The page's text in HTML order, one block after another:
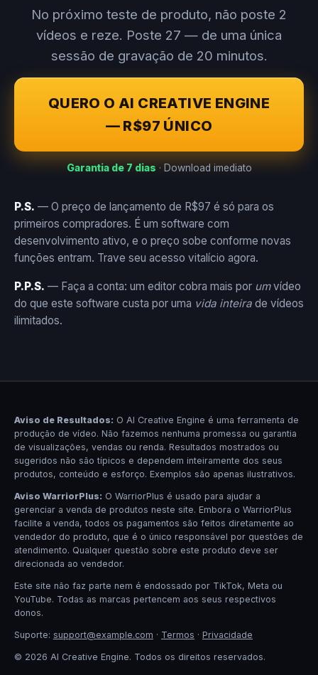
No próximo teste de produto, não poste 2
vídeos e reze. Poste 27 — de uma única
sessão de gravação de 20 minutos.
QUERO O AI CREATIVE ENGINE
— R$97 ÚNICO
Garantia de 7 dias · Download imediato
P.S. — O preço de lançamento de R$97 é só para os
primeiros compradores. É um software com
desenvolvimento ativo, e o preço sobe conforme novas
funções entram. Trave seu acesso vitalício agora.
P.P.S. — Faça a conta: um editor cobra mais por umvídeo
do que este software custa por uma vida inteira de vídeos
ilimitados.
Aviso de Resultados: O AI Creative Engine é uma ferramenta de
produção de vídeo. Não fazemos nenhuma promessa ou garantia
de visualizações, vendas ou renda. Resultados mostrados ou
sugeridos não são típicos e dependem inteiramente dos seus
produtos, conteúdo e esforço. Exemplos são apenas ilustrativos.
Aviso WarriorPlus: O WarriorPlus é usado para ajudar a
gerenciar a venda de produtos neste site. Embora o WarriorPlus
facilite a venda, todos os pagamentos são feitos diretamente ao
vendedor do produto, que é o único responsável por questões de
atendimento. Qualquer questão sobre este produto deve ser
direcionada ao vendedor.
Este site não faz parte nem é endossado por TikTok, Meta ou
YouTube. Todas as marcas pertencem aos seus respectivos
donos.
Suporte: support@example.com · Termos · Privacidade
© 2026 AI Creative Engine. Todos os direitos reservados.